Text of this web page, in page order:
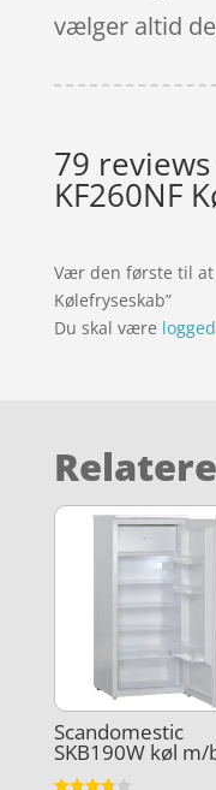
vælger altid
79
KF260NF
Vær den første til at
Kølefryseskab”
Du skal være
Scandomestic
SKB190W køl m/